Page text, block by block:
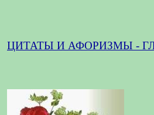
ЦИТАТЫ И АФОРИЗМЫ -